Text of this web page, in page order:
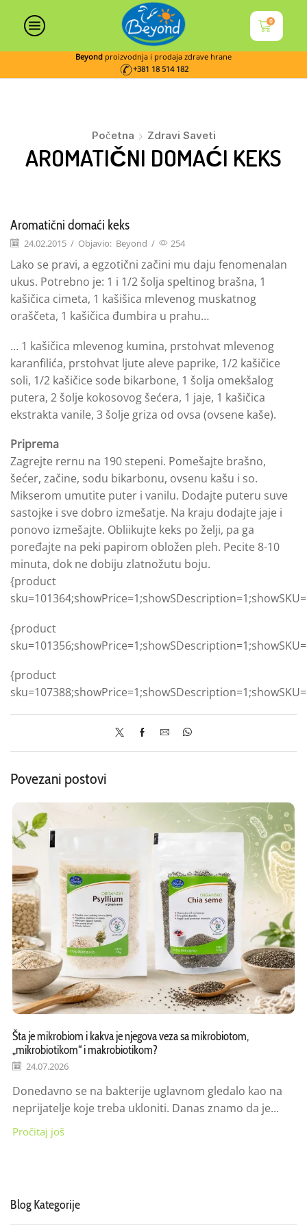
0
Beyond proizvodnja i prodaja zdrave hrane
+381 18 514 182
Početna Zdravi Saveti
AROMATIČNI DOMAĆI KEKS
Aromatični domaći keks
24.02.2015 / Objavio: Beyond / 254
Lako se pravi, a egzotični začini mu daju fenomenalan
ukus. Potrebno je: 1 i 1/2 šolja speltinog brašna, 1
kašičica cimeta, 1 kašišica mlevenog muskatnog
oraščeta, 1 kašičica đumbira u prahu…
… 1 kašičica mlevenog kumina, prstohvat mlevenog
karanfilića, prstohvat ljute aleve paprike, 1/2 kašičice
soli, 1/2 kašičice sode bikarbone, 1 šolja omekšalog
putera, 2 šolje kokosovog šećera, 1 jaje, 1 kašičica
ekstrakta vanile, 3 šolje griza od ovsa (ovsene kaše).
Priprema
Zagrejte rernu na 190 stepeni. Pomešajte brašno,
šećer, začine, sodu bikarbonu, ovsenu kašu i so.
Mikserom umutite puter i vanilu. Dodajte puteru suve
sastojke i sve dobro izmešatje. Na kraju dodajte jaje i
ponovo izmešajte. Obliikujte keks po želji, pa ga
poređajte na peki papirom obložen pleh. Pecite 8-10
minuta, dok ne dobiju zlatnožutu boju.
{product
{product
{product
Povezani postovi
Šta je mikrobiom i kakva je njegova veza sa mikrobiotom,
„mikrobiotikom“ i makrobiotikom?
24.07.2026
Donedavno se na bakterije uglavnom gledalo kao na
neprijatelje koje treba ukloniti. Danas znamo da je...
Pročitaj još
Blog Kategorije